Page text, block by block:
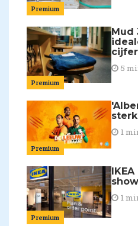
Premium
Premium
Mud
5
Premium
1
Premium
1